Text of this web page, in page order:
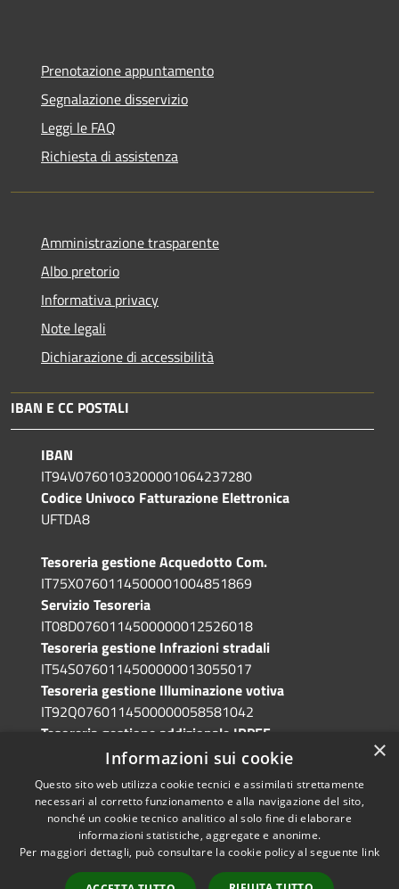
Prenotazione appuntamento
Segnalazione disservizio
Leggi le FAQ
Richiesta di assistenza
Amministrazione trasparente
Albo pretorio
Informativa privacy
Note legali
Dichiarazione di accessibilità
IBAN E CC POSTALI
IBAN
IT94V0760103200001064237280
Codice Univoco Fatturazione Elettronica
UFTDA8
Tesoreria gestione Acquedotto Com.
IT75X0760114500001004851869
Servizio Tesoreria
IT08D0760114500000012526018
Tesoreria gestione Infrazioni stradali
IT54S0760114500000013055017
Tesoreria gestione Illuminazione votiva
IT92Q0760114500000058581042
Tesoreria gestione addizionale IRPEF
IT71A0760114500000086341765
Accessibilità
Copyright © 2026 • Comune di
Grotte di Castro • Powered by
Municipium• Accesso
×
Informazioni sui cookie
Questo sito web utilizza cookie tecnici e assimilati strettamente
necessari al corretto funzionamento e alla navigazione del sito,
nonché un cookie tecnico analitico al solo fine di elaborare
informazioni statistiche, aggregate e anonime.
Per maggiori dettagli, può consultare la cookie policy al seguente link